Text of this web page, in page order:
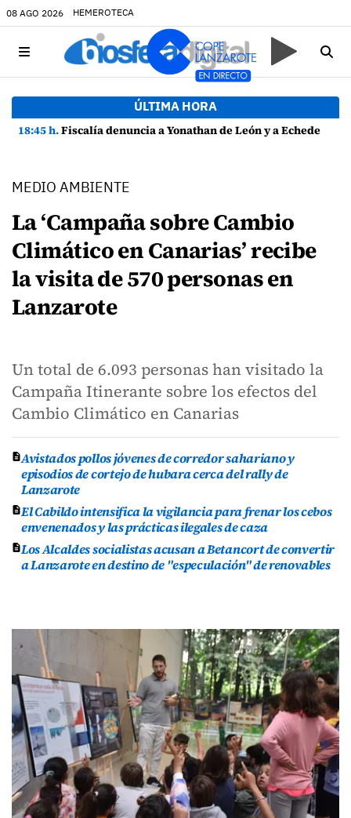
08 AGO 2026 HEMEROTECA
ÚLTIMA HORA
18:45 h.Fiscalía denuncia a Yonathan de León y a Echedey Eugenio por presuntas anomalías en contratos festivos
MEDIO AMBIENTE
La ‘Campaña sobre Cambio
Climático en Canarias’ recibe
la visita de 570 personas en
Lanzarote
Un total de 6.093 personas han visitado la
Campaña Itinerante sobre los efectos del
Cambio Climático en Canarias
Avistados pollos jóvenes de corredor sahariano y
episodios de cortejo de hubara cerca del rally de
Lanzarote
El Cabildo intensifica la vigilancia para frenar los cebos
envenenados y las prácticas ilegales de caza
Los Alcaldes socialistas acusan a Betancort de convertir
a Lanzarote en destino de "especulación" de renovables